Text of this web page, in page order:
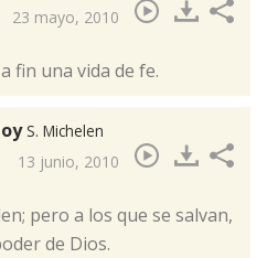
23 mayo, 2010
fin una vida de fe.
S. Michelen
13 junio, 2010
pero a los que se salvan,
de Dios.